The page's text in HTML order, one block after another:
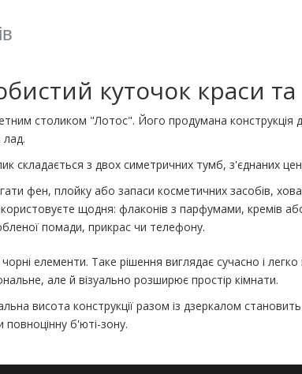
куточок краси
столиком "Лотос". Його продумана конструкція
лад.
складається з двох симетричних тумб, з'єднаних
фен, плойку або запаси косметичних засобів,
щодня: флаконів з парфумами, кремів
помади, прикрас чи телефону.
елементи. Таке рішення виглядає сучасно і
але й візуально розширює простір кімнати.
висота конструкції разом із дзеркалом
повноцінну б'юті-зону.